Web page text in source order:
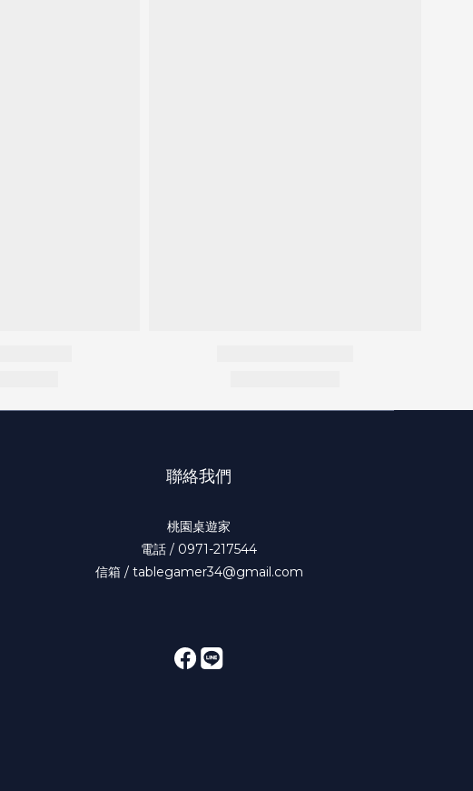
聯絡我們
桃園桌遊家
電話 / 0971-217544
信箱 / tablegamer34@gmail.com